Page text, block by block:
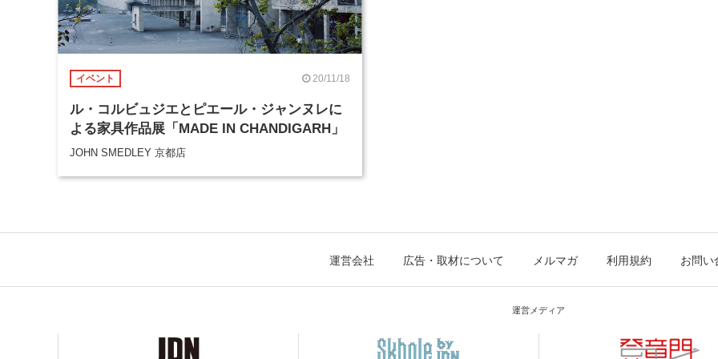
イベント 20/11/18
ル・コルビュジエとピエール・ジャンヌレに
よる家具作品展「MADE IN CHANDIGARH」
JOHN SMEDLEY 京都店
運営会社 広告・取材について メルマガ 利用規約 お問い
運営メディア